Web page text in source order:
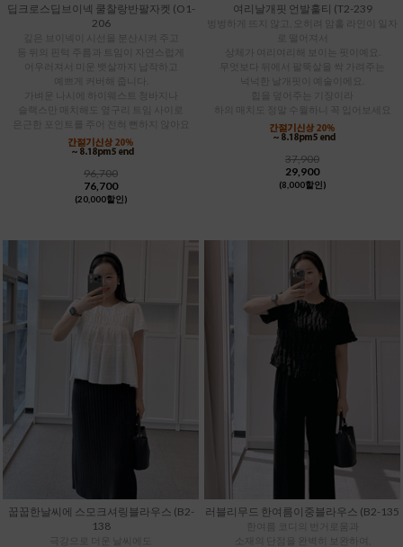
딥크로스딥브이넥 쿨찰랑반팔자켓 (O1-
206
깊은 브이넥이 시선을 분산시켜 주고
등 뒤의 핀턱 주름과 트임이 자연스럽게
어우러져서 미운 뱃살까지 납작하고
가벼운 나시에 하이웨스트 청바지나
슬랙스만 매치해도 옆구리 트임 사이로
은근한 포인트를 주어 전혀 뻔하지 않아요
96,700
76,700
(20,000할인)
여리날개핏 언발훌티 (T2-239
로 떨어져서
상체가 여리여리해 보이는 핏이예요.
무엇보다 뒤에서 팔뚝살을 싹 가려주는
넉넉한 날개핏이 예술이에요.
힙을 덮어주는 기장이라
하의 매치도 정말 수월하니 꼭 입어보세요
37,900
29,900
(8,000할인)
꿉꿉한날씨에 스모크셔링블라우스 (B2-
138
극강으로 더운 날씨에도
러블리무드 한여름이중블라우스 (B2-135
한여름 코디의 번거로움과
소재의 단점을 완벽히 보완하여,